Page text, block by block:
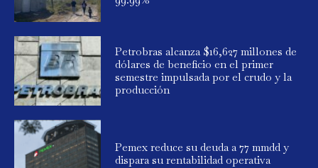
Petrobras alcanza $16,627 millones de
dólares de beneficio en el primer
semestre impulsada por el crudo y la
producción
Pemex reduce su deuda a 77 mmdd y
dispara su rentabilidad operativa